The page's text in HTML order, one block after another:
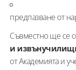
предпазване от
Съвместно ще се
и
от Академията и